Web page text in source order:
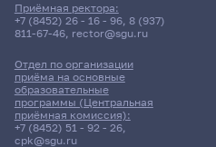
Приёмная ректора:
+7 (8452) 26 - 16 - 96, 8 (937)
811-67-46, rector@sgu.ru
Отдел по организации
приёма на основные
образовательные
программы (Центральная
приёмная комиссия):
+7 (8452) 51 - 92 - 26,
cpk@sgu.ru